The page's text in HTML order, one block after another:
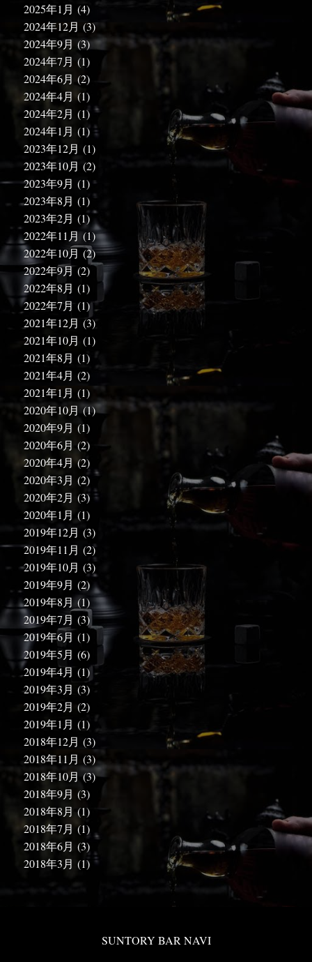
2025年1月 (4)
2024年12月 (3)
2024年9月 (3)
2024年7月 (1)
2024年6月 (2)
2024年4月 (1)
2024年2月 (1)
2024年1月 (1)
2023年12月 (1)
2023年10月 (2)
2023年9月 (1)
2023年8月 (1)
2023年2月 (1)
2022年11月(1)
2022年10月(2)
2022年9月(2)
2022年8月 (1)
2022年7月 (1)
2021年12月 (3)
2021年10月 (1)
2021年8月 (1)
2021年4月 (2)
2021年1月 (1)
2020年10月(1)
2020年9月 (1)
2020年6月 (2)
2020年4月(2)
2020年3月 (2)
2020年2月 (3)
2020年1月 (1)
2019年12月 (3)
2019年11月 (2)
2019年10月 (3)
2019年9月 (2)
2019年8月(1)
2019年7月 (3)
2019年6月 (1)
2019年5月 (6)
2019年4月 (1)
2019年3月 (3)
2019年2月 (2)
2019年1月 (1)
2018年12月 (3)
2018年11月 (3)
2018年10月(3)
2018年9月 (3)
2018年8月 (1)
2018年7月(1)
2018年6月 (3)
2018年3月 (1)
SUNTORY BAR NAVI